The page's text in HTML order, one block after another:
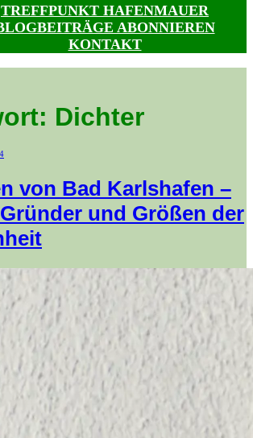
TREFFPUNKT HAFENMAUER
ABONNIEREN
KONTAKT
Dichter
von Bad Karlshafen –
und Größen der